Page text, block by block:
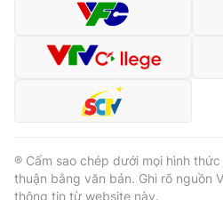
® Cấm sao chép dưới mọi hình
thuận bằng văn bản. Ghi rõ nguồn
thông tin từ website này.